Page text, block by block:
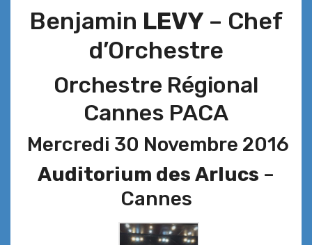
Benjamin LEVY – Chef
d’Orchestre
Orchestre Régional
Cannes PACA
Mercredi 30 Novembre 2016
Auditorium des Arlucs –
Cannes